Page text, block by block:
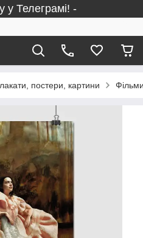
у Телеграмі! -
постери, картини